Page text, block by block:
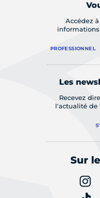
Accédez
PROFESSIONNEL
Les
Recevez
l'actualité de
Sur